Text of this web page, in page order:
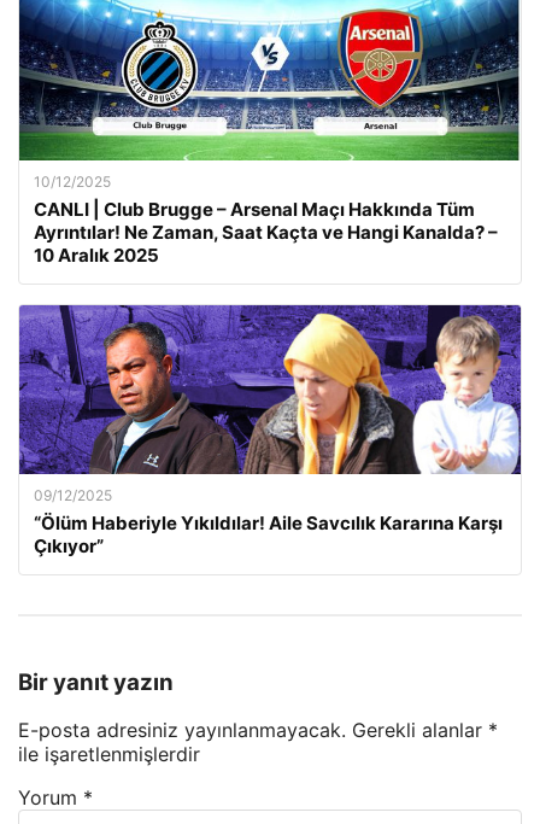
10/12/2025
CANLI | Club Brugge – Arsenal Maçı Hakkında Tüm
Ayrıntılar! Ne Zaman, Saat Kaçta ve Hangi Kanalda? –
10 Aralık 2025
09/12/2025
“Ölüm Haberiyle Yıkıldılar! Aile Savcılık Kararına Karşı
Çıkıyor”
Bir yanıt yazın
E-posta adresiniz yayınlanmayacak. Gerekli alanlar *
ile işaretlenmişlerdir
Yorum *